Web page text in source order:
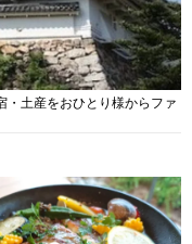
・土産をおひとり様からファ